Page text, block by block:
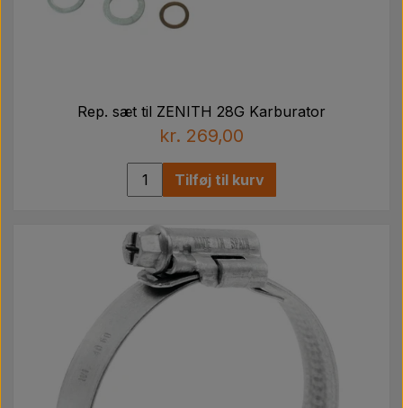
Rep. sæt til ZENITH 28G Karburator
kr. 269,00
Tilføj til kurv